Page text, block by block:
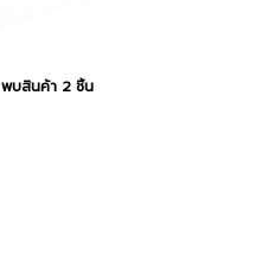
พบสินค้า 2 ชิ้น